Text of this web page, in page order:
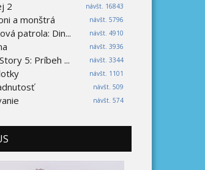
návšt. 16843
2
návšt. 5796
a monštrá
návšt. 4910
patrola: Din...
návšt. 3936
návšt. 3344
5: Príbeh ...
návšt. 1101
návšt. 509
návšt. 574